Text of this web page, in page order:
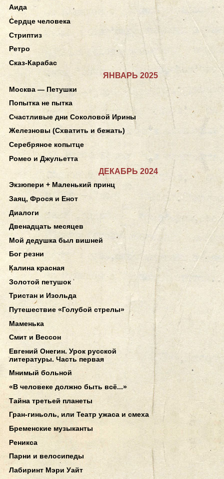
Аида
Сердце человека
Стриптиз
Ретро
Сказ-Карабас
ЯНВАРЬ 2025
Москва — Петушки
Попытка не пытка
Счастливые дни Соколовой Ирины
Железновы (Схватить и бежать)
Серебряное копытце
Ромео и Джульетта
ДЕКАБРЬ 2024
Экзюпери + Маленький принц
Заяц, Фрося и Енот
Диалоги
Двенадцать месяцев
Мой дедушка был вишней
Бог резни
Калина красная
Золотой петушок
Тристан и Изольда
Путешествие «Голубой стрелы»
Маменька
Смит и Вессон
Евгений Онегин. Урок русской
литературы. Часть первая
Мнимый больной
«В человеке должно быть всё...»
Тайна третьей планеты
Гран-гиньоль, или Театр ужаса и смеха
Бременские музыканты
Реникса
Парни и велосипеды
Лабиринт Мэри Уайт